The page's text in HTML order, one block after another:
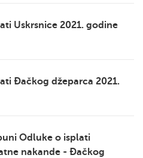
Uskrsnice 2021. godine
Đačkog džeparca 2021.
Odluke o isplati
nakande - Đačkog